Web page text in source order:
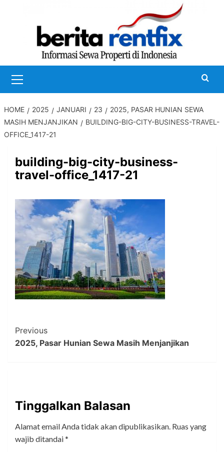
Menu
HOME 2025 JANUARI 23
2025, PASAR HUNIAN SEWA
MASIH MENJANJIKAN
BUILDING-BIG-CITY-BUSINESS-TRAVEL-
OFFICE_1417-21
building-big-city-business-
travel-office_1417-21
Post
Navigation
Previous
2025, Pasar Hunian Sewa Masih Menjanjikan
Tinggalkan Balasan
Alamat email Anda tidak akan dipublikasikan. Ruas yang
wajib ditandai*